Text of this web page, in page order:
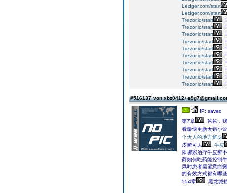
Ledger.com/start
Ledger.com/start
Trezor.io/start
Trezor.io/start
Trezor.io/start
Trezor.io/start
Trezor.io/start
Trezor.io/start
Trezor.io/start
Trezor.io/start
Trezor.io/start
Trezor.io/start
#516137 von
IP: saved
第7章
爸爸，
看最快更新无错小
个无人的地方解决
皮癣可以
牛皮
阳哪家治疗牛皮癣
藓如何吃药能控制
风时患者需留意白
的有效方式都有哪
554章
黑龙城